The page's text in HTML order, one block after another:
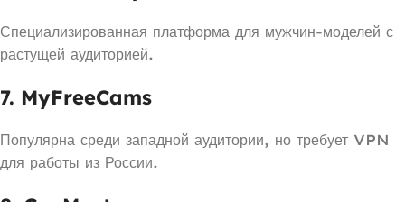
Специализированная платформа для мужчин-моделей с
растущей аудиторией.
7. MyFreeCams
Популярна среди западной аудитории, но требует VPN
для работы из России.